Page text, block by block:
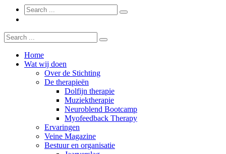
Home
Wat wij doen
Over de Stichting
De therapieën
Dolfijn therapie
Muziektherapie
Neuroblend Bootcamp
Myofeedback Therapy
Ervaringen
Veine Magazine
Bestuur en organisatie